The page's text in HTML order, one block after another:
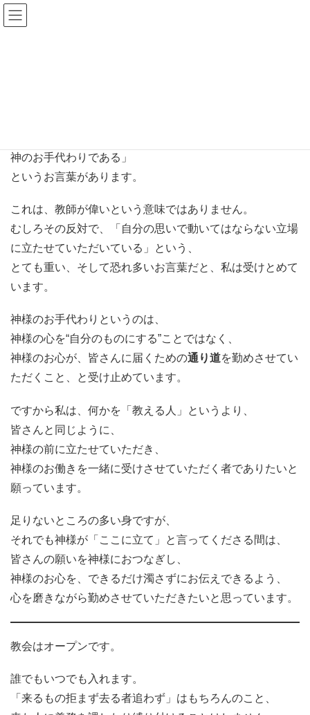
神のお手代わりである」
というお言葉があります。
これは、教師が偉いという意味ではありません。
むしろその反対で、「自分の思いで動いてはならない立場
に立たせていただいている」という、
とても重い、そして恐れ多いお言葉だと、私は受けとめて
います。
神様のお手代わりというのは、
神様の心を“自分のものにする”ことではなく、
神様のお心が、皆さんに届くための通り道を勤めさせてい
ただくこと、と受け止めています。
ですから私は、何かを「教える人」というより、
皆さんと同じように、
神様の前に立たせていただき、
神様のお働きを一緒に受けさせていただく者でありたいと
願っています。
足りないところの多い身ですが、
それでも神様が「ここに立て」と言ってくださる間は、
皆さんの願いを神様におつなぎし、
神様のお心を、できるだけ濁さずにお伝えできるよう、
心を磨きながら勤めさせていただきたいと思っています。
教会はオープンです。
誰でもいつでも入れます。
「来るもの拒まず去る者追わず」はもちろんのこと、